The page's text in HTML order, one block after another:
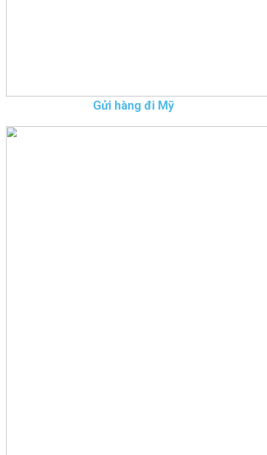
Gửi hàng đi Mỹ